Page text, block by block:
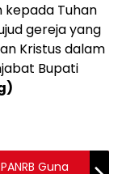
kepada Tuhan
gereja yang
Kristus dalam
Bupati
Guna